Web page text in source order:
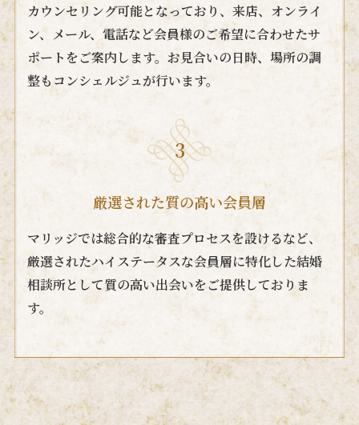
カウンセリング可能となっており、来店、オンライ
ン、メール、電話など会員様のご希望に合わせたサ
ポートをご案内します。お見合いの日時、場所の調
整もコンシェルジュが行います。
3
厳選された質の高い会員層
マリッジでは総合的な審査プロセスを設けるなど、
厳選されたハイステータスな会員層に特化した結婚
相談所として質の高い出会いをご提供しておりま
す。